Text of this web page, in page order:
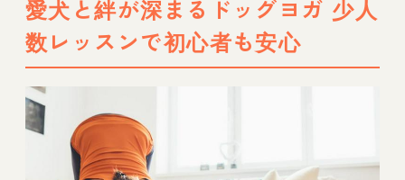
愛犬と絆が深まるドッグヨガ 少人
数レッスンで初心者も安心